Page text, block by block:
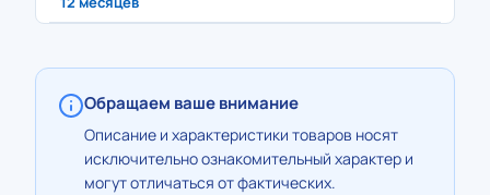
Обращаем ваше внимание
Описание и характеристики товаров носят
исключительно ознакомительный характер и
могут отличаться от фактических.